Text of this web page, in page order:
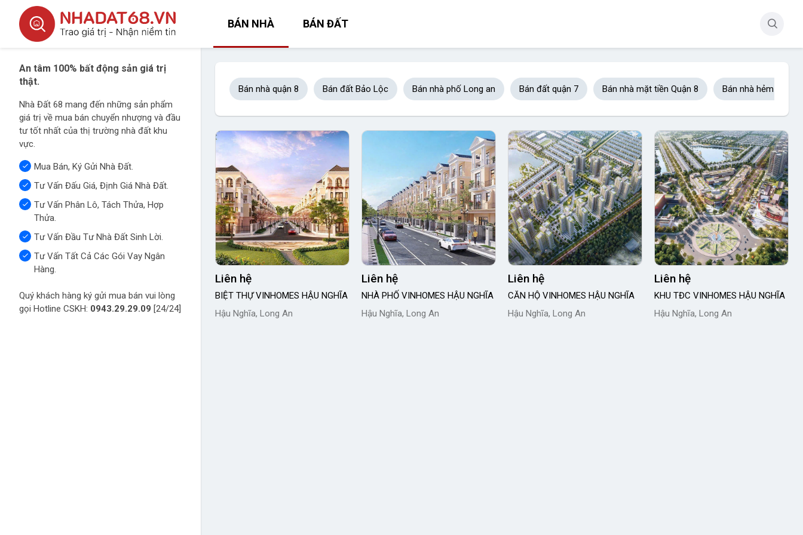
BÁN NHÀ BÁN ĐẤT
An tâm 100% bất động sản giá trị
thật.
Nhà Đất 68 mang đến những sản phẩm
giá trị về mua bán chuyển nhượng và đầu
tư tốt nhất của thị trường nhà đất khu
vực.
Mua Bán, Ký Gửi Nhà Đất.
Tư Vấn Đấu Giá, Định Giá Nhà Đất.
Tư Vấn Phân Lô, Tách Thửa, Hợp
Thửa.
Tư Vấn Đầu Tư Nhà Đất Sinh Lời.
Tư Vấn Tất Cả Các Gói Vay Ngân
Hàng.
Quý khách hàng ký gửi mua bán vui lòng
gọi Hotline CSKH: 0943.29.29.09 [24/24]
Bán nhà quận 8 Bán đất Bảo Lộc Bán nhà phố Long an Bán đất quận 7 Bán nhà mặt tiền Quận 8 Bán nhà hẻm xe hơi
Liên hệ
BIỆT THỰ VINHOMES HẬU NGHĨA
Hậu Nghĩa, Long An
Liên hệ
NHÀ PHỐ VINHOMES HẬU NGHĨA
Hậu Nghĩa, Long An
Liên hệ
CĂN HỘ VINHOMES HẬU NGHĨA
Hậu Nghĩa, Long An
Liên hệ
KHU TĐC VINHOMES HẬU NGHĨA
Hậu Nghĩa, Long An